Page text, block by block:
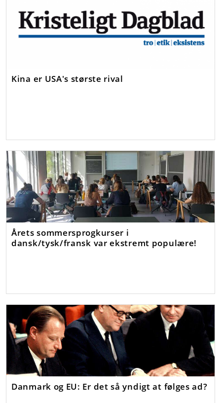
Kina er USA's største rival
Årets sommersprogkurser i
dansk/tysk/fransk var ekstremt populære!
Danmark og EU: Er det så yndigt at følges ad?